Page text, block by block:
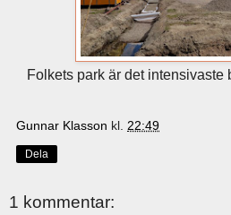
Folkets park är det
Gunnar Klasson kl. 22:49
Dela
1 kommentar: